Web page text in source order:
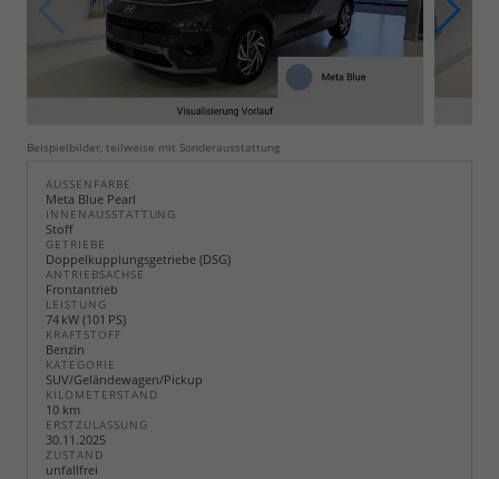
Beispielbilder, teilweise mit Sonderausstattung
AUSSENFARBE
Meta Blue Pearl
INNENAUSSTATTUNG
Stoff
GETRIEBE
Doppelkupplungsgetriebe (DSG)
ANTRIEBSACHSE
Frontantrieb
LEISTUNG
74 kW (101 PS)
KRAFTSTOFF
Benzin
KATEGORIE
SUV/Geländewagen/Pickup
KILOMETERSTAND
10 km
ERSTZULASSUNG
30.11.2025
ZUSTAND
unfallfrei